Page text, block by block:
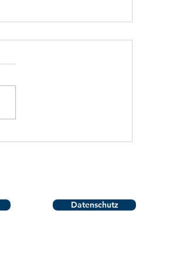
Datenschutz